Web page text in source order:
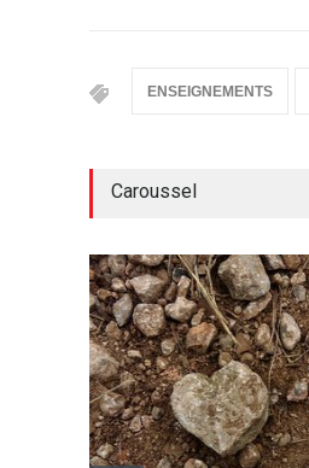
ENSEIGNEMENTS
Caroussel